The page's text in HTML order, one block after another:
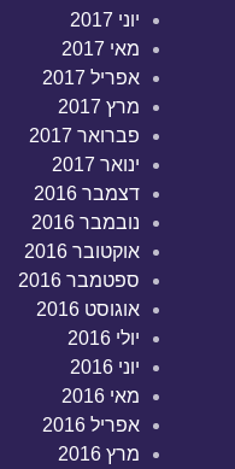
יוני 2017
מאי 2017
אפריל 2017
מרץ 2017
פברואר 2017
ינואר 2017
דצמבר 2016
נובמבר 2016
אוקטובר 2016
ספטמבר 2016
אוגוסט 2016
יולי 2016
יוני 2016
מאי 2016
אפריל 2016
מרץ 2016